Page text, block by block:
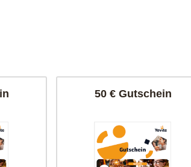
50 € Gutschein